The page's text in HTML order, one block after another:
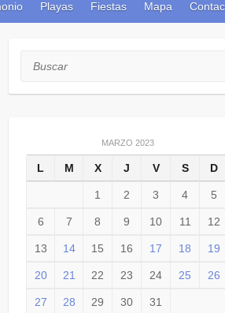
Playas Fiestas Mapa
Buscar
MARZO 2023
L M X J V S D
1 2 3 4 5
6 7 8 9 10 11 12
13 14 15 16 17 18 19
20 21 22 23 24 25 26
27 28 29 30
31